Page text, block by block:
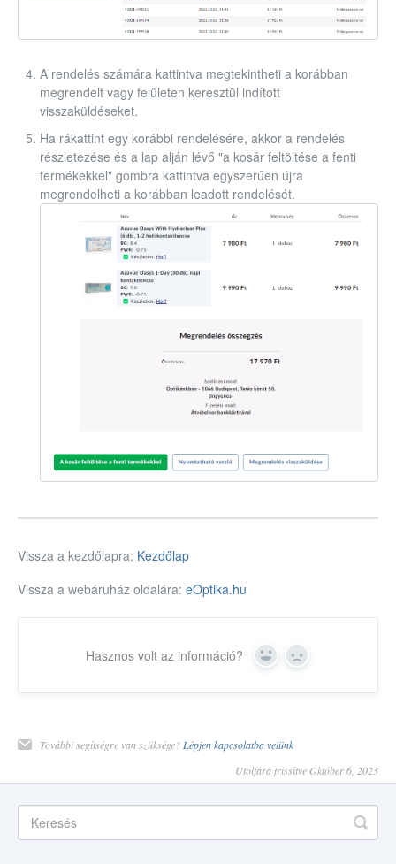
A rendelés számára kattintva megtekintheti a korábban
megrendelt vagy felületen keresztül indított
visszaküldéseket.
Ha rákattint egy korábbi rendelésére, akkor a rendelés
részletezése és a lap alján lévő "a kosár feltöltése a fenti
termékekkel" gombra kattintva egyszerűen újra
megrendelheti a korábban leadott rendelését.
Vissza a kezdőlapra: Kezdőlap
Vissza a webáruház oldalára: eOptika.hu
Hasznos volt az információ? Yes No
További segítségre van szüksége? Lépjen kapcsolatba velünk
Utoljára frissítve Október 6, 2023